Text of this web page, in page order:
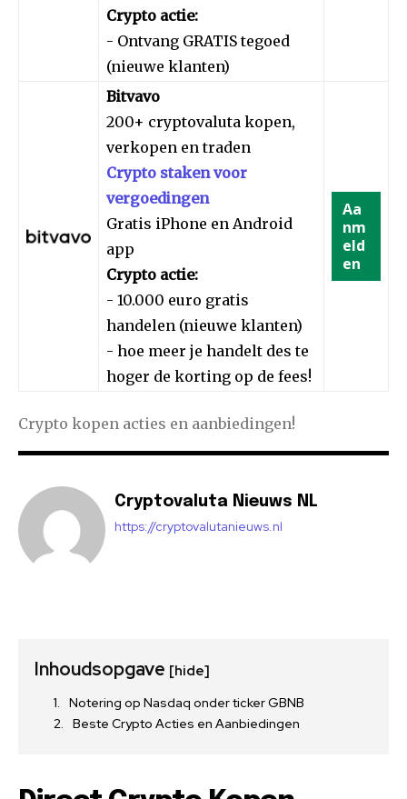
Crypto actie:
- Ontvang GRATIS tegoed
(nieuwe klanten)
Bitvavo
200+ cryptovaluta kopen,
verkopen en traden
Crypto staken voor
vergoedingen
Gratis iPhone en Android
app
Crypto actie:
- 10.000 euro gratis
handelen (nieuwe klanten)
- hoe meer je handelt des te
hoger de korting op de fees!
Aa
nm
eld
en
Crypto kopen acties en aanbiedingen!
Cryptovaluta Nieuws NL
https://cryptovalutanieuws.nl
Inhoudsopgave [hide]
Notering op Nasdaq onder ticker GBNB
Beste Crypto Acties en Aanbiedingen